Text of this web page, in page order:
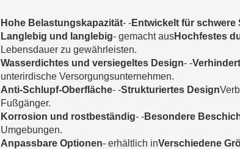
Hohe Belastungskapazität- -Entwickelt für schwere
Langlebig und langlebig- gemacht ausHochfestes
Lebensdauer zu gewährleisten.
Wasserdichtes und versiegeltes Design- -
unterirdische Versorgungsunternehmen.
Anti-Schlupf-Oberfläche- -Strukturiertes Design
Fußgänger.
Korrosion und rostbeständig- -Besondere
Umgebungen.
Anpassbare Optionen- erhältlich inVerschiedene